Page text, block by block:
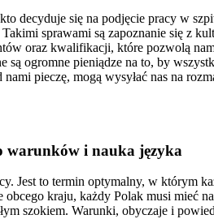
decyduje się na podjęcie pracy w
sprawami są zapoznanie się z
oraz kwalifikacji, które pozwolą
ogromne pieniądze na to, by
pieczę, mogą wysyłać nas na
warunków i nauka języka
Jest to termin optymalny, w którym
kraju, każdy Polak musi mieć
szokiem. Warunki, obyczaje i